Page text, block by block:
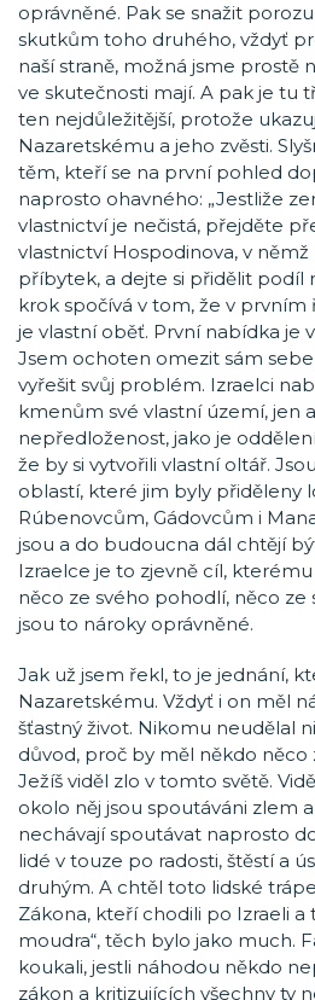
oprávněné. Pak se snažit
skutkům toho druhého, vždyť
naší straně, možná jsme prostě
ve skutečnosti mají. A pak je tu
ten nejdůležitější, protože
Nazaretskému a jeho zvěsti.
těm, kteří se na první pohled
naprosto ohavného: „Jestliže
vlastnictví je nečistá, přejděte
vlastnictví Hospodinova, v
příbytek, a dejte si přidělit podíl
krok spočívá v tom, že v
je vlastní oběť. První nabídka je
Jsem ochoten omezit sám
vyřešit svůj problém. Izraelci
kmenům své vlastní území, jen
nepředloženost, jako je
že by si vytvořili vlastní oltář.
oblastí, které jim byly přiděleny
Rúbenovcům, Gádovcům i
jsou a do budoucna dál chtějí
Izraelce je to zjevně cíl,
něco ze svého pohodlí, něco ze
jsou to nároky oprávněné.
Jak už jsem řekl, to je jednání,
Nazaretskému. Vždyť i on měl
šťastný život. Nikomu neudělal
důvod, proč by měl někdo něco
Ježíš viděl zlo v tomto světě.
okolo něj jsou spoutáváni zlem
nechávají spoutávat naprosto
lidé v touze po radosti, štěstí a
druhým. A chtěl toto lidské
Zákona, kteří chodili po Izraeli a
moudra“, těch bylo jako much.
koukali, jestli náhodou někdo
zákon a kritizujících všechny ty